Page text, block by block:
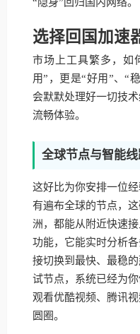
选择回国加速
市场上工具繁多，如
用”，更是“好用”、“
会默默处理好一切技
流畅体验。
全球节点与智能
这好比为你安排一位
有遍布全球的节点，
洲，都能从附近快速
功能，它能实时分析
接切换到最快、最稳
试节点，系统已经为
观看优酷视频、腾讯
圆圈。